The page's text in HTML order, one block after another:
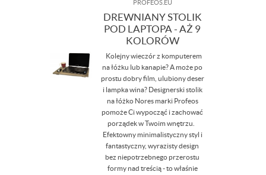
PROFEOS.EU
DREWNIANY STOLIK
POD LAPTOPA - AŻ 9
KOLORÓW
Kolejny wieczór z komputerem
na łóżku lub kanapie? A może po
prostu dobry film, ulubiony deser
i lampka wina? Designerski stolik
na łóżko Nores marki Profeos
pomoże Ci wypocząć i zachować
porządek w Twoim wnętrzu.
Efektowny minimalistyczny styl i
fantastyczny, wyrazisty design
bez niepotrzebnego przerostu
formy nad treścią - to właśnie